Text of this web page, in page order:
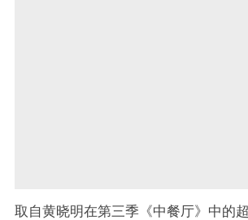
取自黄晓明在第三季《中餐厅》中的